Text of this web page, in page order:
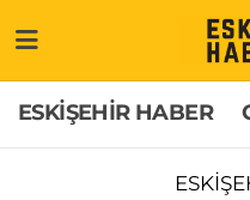
ESKİŞEHİR HABER
GÜNDEM
Hakkımızda
Odunpazarı